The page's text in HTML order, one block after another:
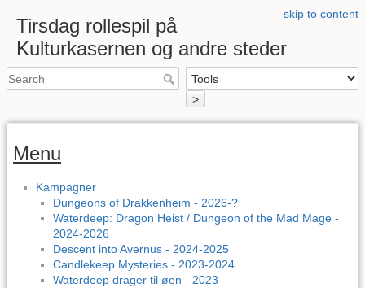
skip to content
Tirsdag rollespil på
Kulturkasernen og andre steder
>
Menu
Kampagner
Dungeons of Drakkenheim - 2026-?
Waterdeep: Dragon Heist / Dungeon of the Mad Mage -
2024-2026
Descent into Avernus - 2024-2025
Candlekeep Mysteries - 2023-2024
Waterdeep drager til øen - 2023